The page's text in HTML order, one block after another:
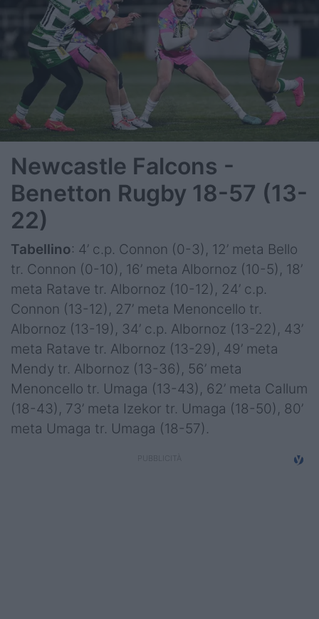
Newcastle Falcons -
Benetton Rugby 18-57 (13-
22)
Tabellino: 4’ c.p. Connon (0-3), 12’ meta Bello
tr. Connon (0-10), 16’ meta Albornoz (10-5), 18’
meta Ratave tr. Albornoz (10-12), 24’ c.p.
Connon (13-12), 27’ meta Menoncello tr.
Albornoz (13-19), 34’ c.p. Albornoz (13-22), 43’
meta Ratave tr. Albornoz (13-29), 49’ meta
Mendy tr. Albornoz (13-36), 56’ meta
Menoncello tr. Umaga (13-43), 62’ meta Callum
(18-43), 73’ meta Izekor tr. Umaga (18-50), 80’
meta Umaga tr. Umaga (18-57).